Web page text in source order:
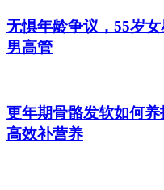
无惧年龄争议，55岁
男高管
更年期骨骼发软如何养
高效补营养